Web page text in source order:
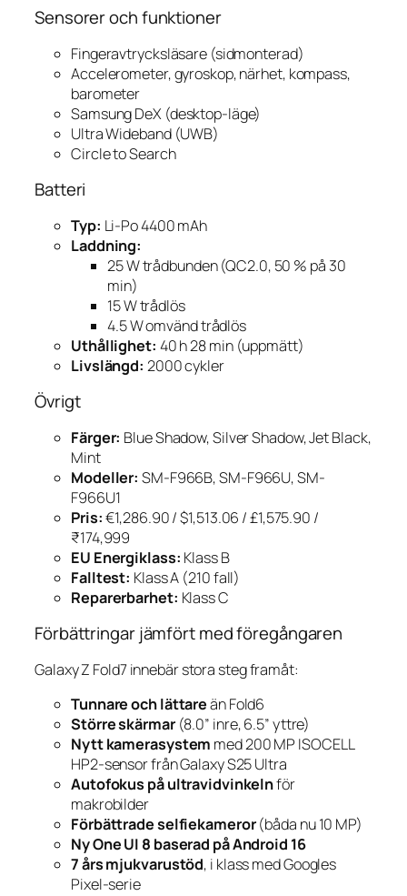
Sensorer och funktioner
Fingeravtrycksläsare (sidmonterad)
Accelerometer, gyroskop, närhet, kompass,
barometer
Samsung DeX (desktop-läge)
Ultra Wideband (UWB)
Circle to Search
Batteri
Typ: Li-Po 4400 mAh
Laddning:
25 W trådbunden (QC2.0, 50 % på 30
min)
15 W trådlös
4.5 W omvänd trådlös
Uthållighet: 40 h 28 min (uppmätt)
Livslängd: 2000 cykler
Övrigt
Färger: Blue Shadow, Silver Shadow, Jet Black,
Mint
Modeller: SM-F966B, SM-F966U, SM-
F966U1
Pris:€1,286.90 / $1,513.06 / £1,575.90 /
₹174,999
EU Energiklass: Klass B
Falltest: Klass A (210 fall)
Reparerbarhet: Klass C
Förbättringar jämfört med föregångaren
Galaxy Z Fold7 innebär stora steg framåt:
Tunnare och lättareän Fold6
Större skärmar(8.0” inre, 6.5” yttre)
Nytt kamerasystem med 200 MP ISOCELL
HP2-sensor från Galaxy S25 Ultra
Autofokus på ultravidvinkelnför
makrobilder
Förbättrade selfiekameror(båda nu 10 MP)
Ny One UI 8 baserad på Android 16
7 års mjukvarustöd, i klass med Googles
Pixel-serie